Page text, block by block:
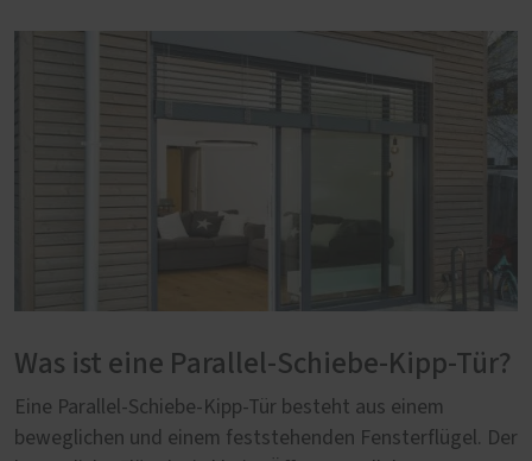
Was ist eine Parallel-Schiebe-Kipp-Tür?
Eine Parallel-Schiebe-Kipp-Tür besteht aus einem
beweglichen und einem feststehenden Fensterflügel. Der